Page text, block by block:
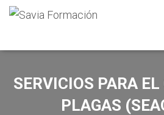
SERVICIOS PARA
PLAGAS